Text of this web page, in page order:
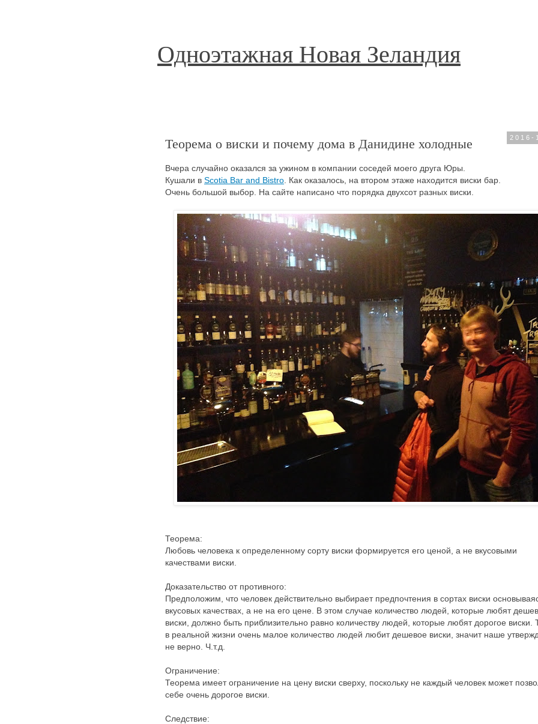
Одноэтажная Новая Зеландия
2016-
Теорема о виски и почему дома в Данидине холодные
Вчера случайно оказался за ужином в компании соседей моего друга Юры.
Кушали в Scotia Bar and Bistro . Как оказалось, на втором этаже находится виски бар.
Очень большой выбор. На сайте написано что порядка двухсот разных виски.
Теорема:
Любовь человека к определенному сорту виски формируется его ценой, а не вкусовыми
качествами виски.
Доказательство от противного:
Предположим, что человек действительно выбирает предпочтения в сортах виски
вкусовых качествах, а не на его цене. В этом случае количество людей, которые любят
виски, должно быть приблизительно равно количеству людей, которые любят дорогое виски.
в реальной жизни очень малое количество людей любит дешевое виски, значит наше
не верно. Ч.т.д.
Ограничение:
Теорема имеет ограничение на цену виски сверху, поскольку не каждый человек может
себе очень дорогое виски.
Следствие: